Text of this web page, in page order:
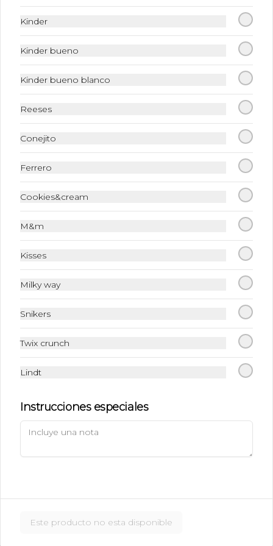
Chocolate
Caja con 20 mini galletas rellenas y
Charola de Galletas
Charola de galletas pequeñas variadas
de nuez, alfajores de azúcar, galletas
de mermelada, brownies y puedes
chocolate blanco, de leche o
$35.00
Kinder
Kinder bueno
Kinder bueno blanco
Reeses
Conejito
Ferrero
Cookies&cream
M&m
Kisses
Milky way
Snikers
Twix crunch
Lindt
Instrucciones especiales
Este producto no esta disponible